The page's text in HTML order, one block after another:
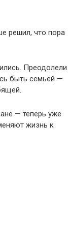
решил, что пора
Преодолели
быть семьёй —
— теперь уже
жизнь к